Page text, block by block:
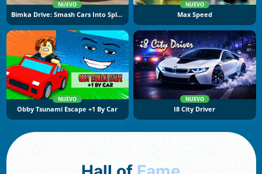
NUEVO
Bimka Drive: Smash Cars Into Splinters
NUEVO
Max Speed
NUEVO
Obby Tsunami Escape +1 By Car
NUEVO
I8 City Driver